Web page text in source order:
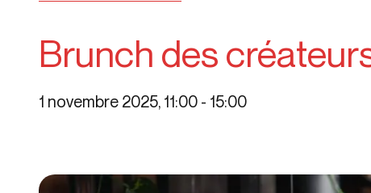
Brunch des
1 novembre 2025, 11:00 - 15:00